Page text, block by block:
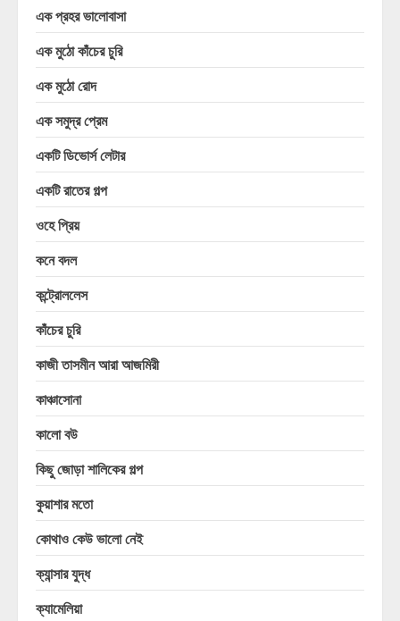
এক প্রহর ভালোবাসা
এক মুঠো কাঁচের চুরি
এক মুঠো রোদ
এক সমুদ্র প্রেম
একটি ডিভোর্স লেটার
একটি রাতের গল্প
ওহে প্রিয়
কনে বদল
কন্ট্রোললেস
কাঁচের চুরি
কাজী তাসমীন আরা আজমিরী
কাঞ্চাসোনা
কালো বউ
কিছু জোড়া শালিকের গল্প
কুয়াশার মতো
কোথাও কেউ ভালো নেই
ক্যান্সার যুদ্ধ
ক্যামেলিয়া